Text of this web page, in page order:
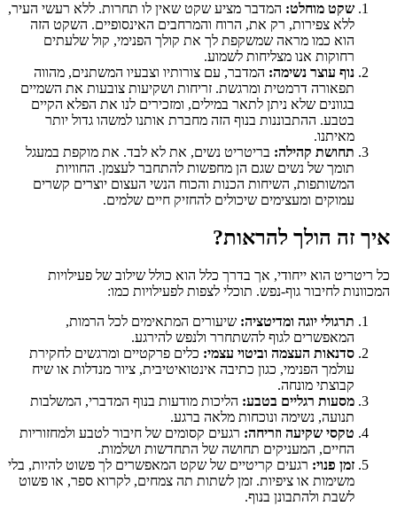
שקט מוחלט: המדבר מציע שקט שאין לו תחרות. ללא רעשי העיר,
ללא צפירות, רק את, הרוח והמרחבים האינסופיים. השקט הזה
הוא כמו מראה שמשקפת לך את קולך הפנימי, קול שלעתים
רחוקות אנו מצליחות לשמוע.
נוף עוצר נשימה: המדבר, עם צורותיו וצבעיו המשתנים, מהווה
תפאורה דרמטית ומרגשת. זריחות ושקיעות צובעות את השמיים
בגוונים שלא ניתן לתאר במילים, ומזכירים לנו את הפלא הקיים
בטבע. ההתבוננות בנוף הזה מחברת אותנו למשהו גדול יותר
מאיתנו.
תחושת קהילה: בריטריט נשים, את לא לבד. את מוקפת במעגל
תומך של נשים שגם הן מחפשות להתחבר לעצמן. החוויות
המשותפות, השיחות הכנות והכוח הנשי העצום יוצרים קשרים
עמוקים ומעצימים שיכולים להחזיק חיים שלמים.
איך זה הולך להראות?
כל ריטריט הוא ייחודי, אך בדרך כלל הוא כולל שילוב של פעילויות
המכוונות לחיבור גוף-נפש. תוכלי לצפות לפעילויות כמו:
תרגולי יוגה ומדיטציה: שיעורים המתאימים לכל הרמות,
המאפשרים לגוף להשתחרר ולנפש להירגע.
סדנאות העצמה וביטוי עצמי: כלים פרקטיים ומרגשים לחקירת
עולמך הפנימי, כגון כתיבה אינטואיטיבית, ציור מנדלות או שיח
קבוצתי מונחה.
מסעות רגליים בטבע: הליכות מודעות בנוף המדברי, המשלבות
תנועה, נשימה ונוכחות מלאה ברגע.
טקסי שקיעה וזריחה: רגעים קסומים של חיבור לטבע ולמחזוריות
החיים, המעניקים תחושה של התחדשות ושלמות.
זמן פנוי: רגעים קריטיים של שקט המאפשרים לך פשוט להיות, בלי
משימות או ציפיות. זמן לשתות תה צמחים, לקרוא ספר, או פשוט
לשבת ולהתבונן בנוף.